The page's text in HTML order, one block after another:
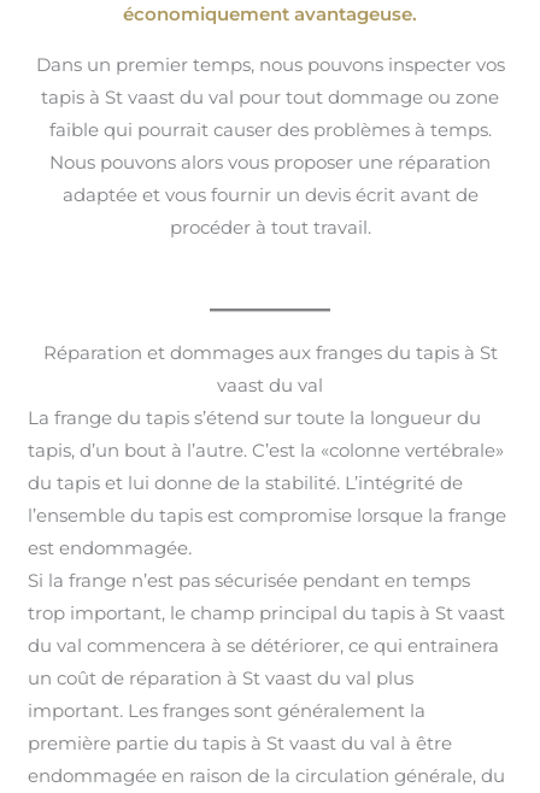
économiquement avantageuse.
Dans un premier temps, nous pouvons inspecter vos
tapis à St vaast du val pour tout dommage ou zone
faible qui pourrait causer des problèmes à temps.
Nous pouvons alors vous proposer une réparation
adaptée et vous fournir un devis écrit avant de
procéder à tout travail.
Réparation et dommages aux franges du tapis à St
vaast du val
La frange du tapis s’étend sur toute la longueur du
tapis, d’un bout à l’autre. C’est la «colonne vertébrale»
du tapis et lui donne de la stabilité. L’intégrité de
l’ensemble du tapis est compromise lorsque la frange
est endommagée.
Si la frange n’est pas sécurisée pendant en temps
trop important, le champ principal du tapis à St vaast
du val commencera à se détériorer, ce qui entrainera
un coût de réparation à St vaast du val plus
important. Les franges sont généralement la
première partie du tapis à St vaast du val à être
endommagée en raison de la circulation générale, du